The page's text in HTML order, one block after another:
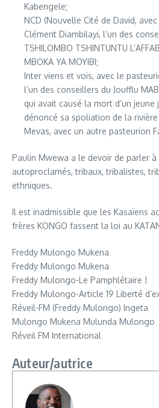
Kabengele;
NCD (Nouvelle Cité de David,
Clément Diambilayi, l’un des
TSHILOMBO TSHINTUNTU
MBOKA YA MOYIBI;
Inter viens et vois, avec le
l’un des conseillers du Joufflu
qui avait causé la mort d’un
dénoncé sa spoliation de la
⁠Mevas, avec un autre pasteurion
Paulin Mwewa a le devoir de parler
autoproclamés, tribaux, tribalistes,
ethniques.
Il est inadmissible que les Kasaïens
frères KONGO fassent la loi au
Freddy Mulongo Mukena
Freddy Mulongo Mukena
Freddy Mulongo-Le Pamphlétaire !
Freddy Mulongo-Article 19 Liberté
Réveil-FM (Freddy Mulongo) Ingeta
Mulongo Mukena Mulunda Mulongo
Réveil FM International
Auteur/autrice